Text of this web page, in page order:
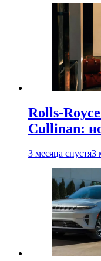
Rolls-
Cullinan:
3 месяца спустя3